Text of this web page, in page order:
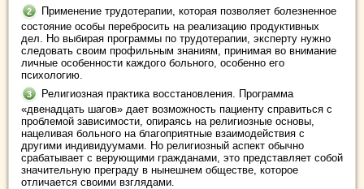
Применение трудотерапии, которая позволяет болезненное
состояние особы перебросить на реализацию продуктивных
дел. Но выбирая программы по трудотерапии, эксперту нужно
следовать своим профильным знаниям, принимая во внимание
личные особенности каждого больного, особенно его
психологию.
Религиозная практика восстановления. Программа
«двенадцать шагов» дает возможность пациенту справиться с
проблемой зависимости, опираясь на религиозные основы,
нацеливая больного на благоприятные взаимодействия с
другими индивидуумами. Но религиозный аспект обычно
срабатывает с верующими гражданами, это представляет собой
значительную преграду в нынешнем обществе, которое
отличается своими взглядами.